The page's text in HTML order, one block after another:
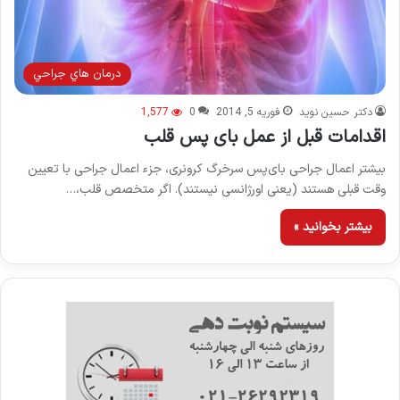
درمان هاي جراحي
دکتر حسین نوید فوریه 5, 2014 0
1,577
اقدامات قبل از عمل بای پس قلب
بیشتر اعمال جراحی بای‌پس سرخرگ کرونری، جزء اعمال جراحی با تعیین
وقت قبلی هستند (یعنی اورژانسی نیستند). اگر متخصص قلب،…
بیشتر بخوانید »